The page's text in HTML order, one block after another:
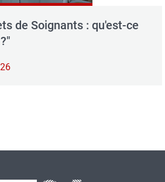
de Soignants : qu'est-ce